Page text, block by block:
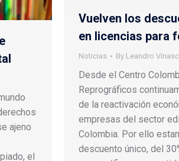
ajeno
el
Vuelven los
en licencias para
Noticias By Leandro
Desde el Centro
Reprográficos
de la reactivación
empresas del sector
Colombia. Por ello
descuento único, del